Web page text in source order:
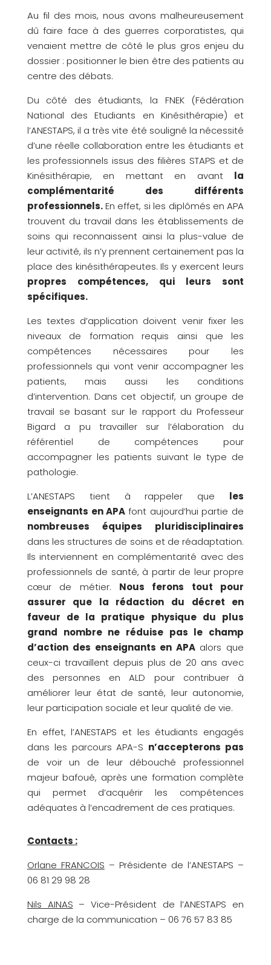
Au fil des mois, nous avons malheureusement
dû faire face à des guerres corporatistes, qui
venaient mettre de côté le plus gros enjeu du
dossier : positionner le bien être des patients au
centre des débats.
Du côté des étudiants, la FNEK (Fédération
National des Etudiants en Kinésithérapie) et
l’ANESTAPS, il a très vite été souligné la nécessité
d’une réelle collaboration entre les étudiants et
les professionnels issus des filières STAPS et de
Kinésithérapie, en mettant en avant la
complémentarité des différents
professionnels.En effet, si les diplômés en APA
trouvent du travail dans les établissements de
soins qui reconnaissent ainsi la plus-value de
leur activité, ils n’y prennent certainement pas la
place des kinésithérapeutes. Ils y exercent leurs
propres compétences, qui leurs sont
spécifiques.
Les textes d’application doivent venir fixer les
niveaux de formation requis ainsi que les
compétences nécessaires pour les
professionnels qui vont venir accompagner les
patients, mais aussi les conditions
d’intervention. Dans cet objectif, un groupe de
travail se basant sur le rapport du Professeur
Bigard a pu travailler sur l’élaboration du
référentiel de compétences pour
accompagner les patients suivant le type de
pathologie.
L’ANESTAPS tient à rappeler que les
enseignants en APA font aujourd’hui partie de
nombreuses équipes pluridisciplinaires
dans les structures de soins et de réadaptation.
Ils interviennent en complémentarité avec des
professionnels de santé, à partir de leur propre
cœur de métier. Nous ferons tout pour
assurer que la rédaction du décret en
faveur de la pratique physique du plus
grand nombre ne réduise pas le champ
d’action des enseignants en APA alors que
ceux-ci travaillent depuis plus de 20 ans avec
des personnes en ALD pour contribuer à
améliorer leur état de santé, leur autonomie,
leur participation sociale et leur qualité de vie.
En effet, l’ANESTAPS et les étudiants engagés
dans les parcours APA-S n’accepterons pas
de voir un de leur débouché professionnel
majeur bafoué, après une formation complète
qui permet d’acquérir les compétences
adéquates à l’encadrement de ces pratiques.
Contacts :
Orlane FRANCOIS – Présidente de l’ANESTAPS –
06 81 29 98 28
Nils AINAS – Vice-Président de l’ANESTAPS en
charge de la communication – 06 76 57 83 85